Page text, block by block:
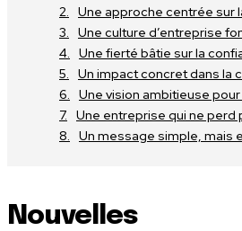
Une approche centrée sur
Une culture d’entreprise
Une fierté bâtie sur la
Un impact concret dans la
Une vision ambitieuse
Une entreprise qui ne perd
Un message simple, mais
Nouvelles